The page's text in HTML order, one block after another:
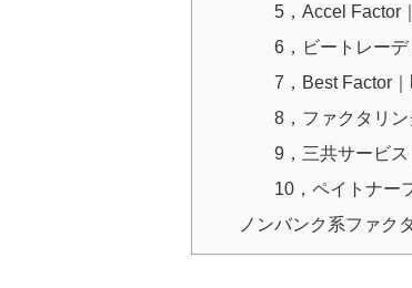
5，Accel Factor
6，ビートレー
7，Best Factor
8，ファクタリ
9，三共サービ
10，ペイトナー
ノンバンク系ファク